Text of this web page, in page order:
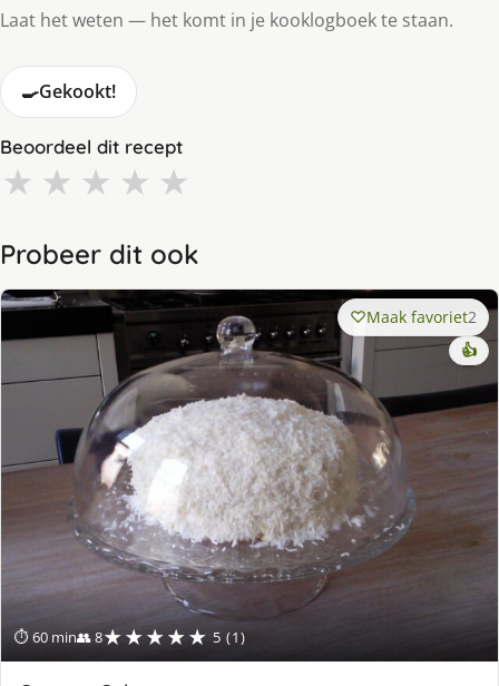
Laat het weten — het komt in je kooklogboek te staan.
🍳Gekookt!
Beoordeel dit recept
★ ★ ★ ★ ★
Probeer dit ook
⏱ 60 min👥 8★★★★★ 5 (1)
Maak favoriet2
👍